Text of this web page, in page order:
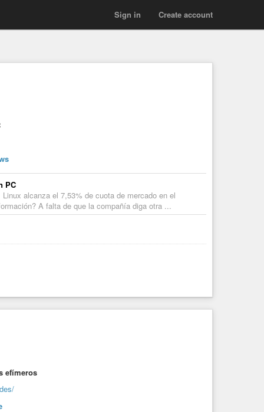
Create account
Sign in
PC
alcanza el 7,53% de cuota de mercado en el
A falta de que la compañía diga otra ...
efímeros